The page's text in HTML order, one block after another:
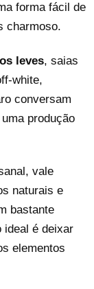
forma fácil de
charmoso.
leves, saias
white,
conversam
produção
vale
naturais e
bastante
ideal é deixar
elementos